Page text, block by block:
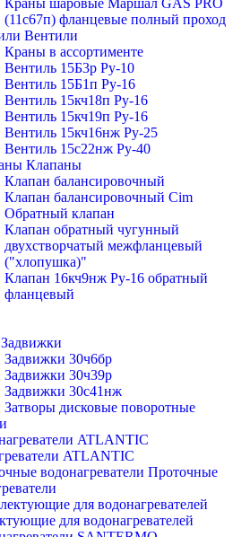
Краны шаровые Маршал GAS PRO
(11с67п) фланцевые полный проход
Вентили
Краны в ассортименте
Вентиль 15Б3р Ру-10
Вентиль 15Б1п Ру-16
Вентиль 15кч18п Ру-16
Вентиль 15кч19п Ру-16
Вентиль 15кч16нж Ру-25
Вентиль 15с22нж Ру-40
Клапаны
Клапан балансировочный
Клапан балансировочный Cim
Обратный клапан
Клапан обратный чугунный
двухстворчатый межфланцевый
("хлопушка)"
Клапан 16кч9нж Ру-16 обратный
фланцевый
Задвижки
Задвижки 30ч6бр
Задвижки 30ч39р
Задвижки 30с41нж
Затворы дисковые поворотные
ATLANTIC
Проточные
для водонагревателей